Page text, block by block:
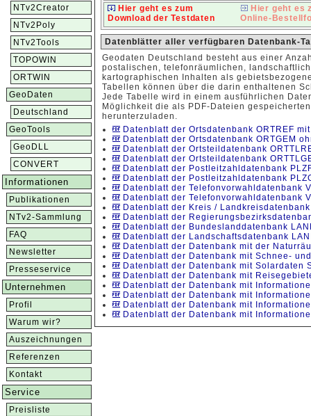
NTv2Creator
NTv2Poly
NTv2Tools
TOPOWIN
ORTWIN
GeoDaten
Deutschland
GeoTools
GeoDLL
CONVERT
Informationen
Publikationen
NTv2-Sammlung
FAQ
Newsletter
Presseservice
Unternehmen
Profil
Warum wir?
Auszeichnungen
Referenzen
Kontakt
Service
Preisliste
Hier geht es zum
Download der Testdaten
Hier geht es
Online-
Datenblätter aller verfügbaren Datenbank-
Geodaten Deutschland besteht aus einer
postalischen, telefonräumlichen,
kartographischen Inhalten als
Tabellen können über die darin enthaltenen
Jede Tabelle wird in einem ausführlichen
Möglichkeit die als PDF-Dateien
herunterzuladen.
Datenblatt der Ortsdatenbank ORTREF
Datenblatt der Ortsdatenbank ORTGEM
Datenblatt der Ortsteildatenbank
Datenblatt der Ortsteildatenbank
Datenblatt der Postleitzahldatenbank
Datenblatt der Postleitzahldatenbank
Datenblatt der Telefonvorwahldatenbank
Datenblatt der Telefonvorwahldatenbank
Datenblatt der Kreis /
Datenblatt der
Datenblatt der Bundeslanddatenbank
Datenblatt der Landschaftsdatenbank
Datenblatt der Datenbank mit der
Datenblatt der Datenbank mit Schnee-
Datenblatt der Datenbank mit Solardaten
Datenblatt der Datenbank mit
Datenblatt der Datenbank mit
Datenblatt der Datenbank mit
Datenblatt der Datenbank mit
Datenblatt der Datenbank mit